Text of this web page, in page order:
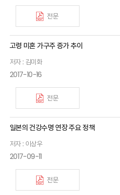
전문
고령 미혼 가구주 증가 추이
저자 : 김미화
2017-10-16
전문
일본의 건강수명 연장 주요 정책
저자 : 이상우
2017-09-11
전문